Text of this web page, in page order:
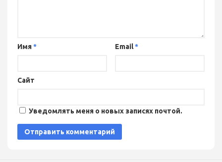
Имя* Email*
Сайт
Уведомлять меня о новых записях почтой.